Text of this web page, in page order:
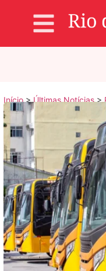
Início>Últimas Notícias>